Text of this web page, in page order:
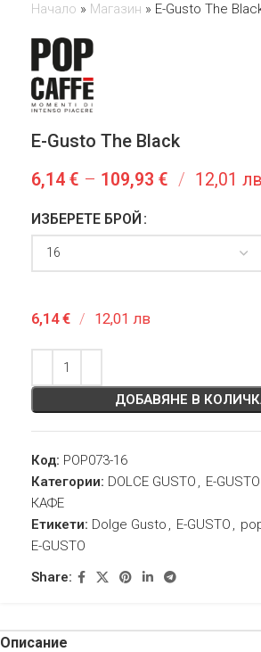
Начало » Магазин » E-Gusto The
E-Gusto The Black
6,14 € – 109,93 € / 12,01
ИЗБЕРЕТЕ БРОЙ
6,14€ / 12,01 лв
ДОБАВЯНЕ В
Код: POP073-16
Категории: DOLCE GUSTO , E-GUSTO
КАФЕ
Етикети: Dolge Gusto , E-GUSTO ,
E-GUSTO
Share:
Описание